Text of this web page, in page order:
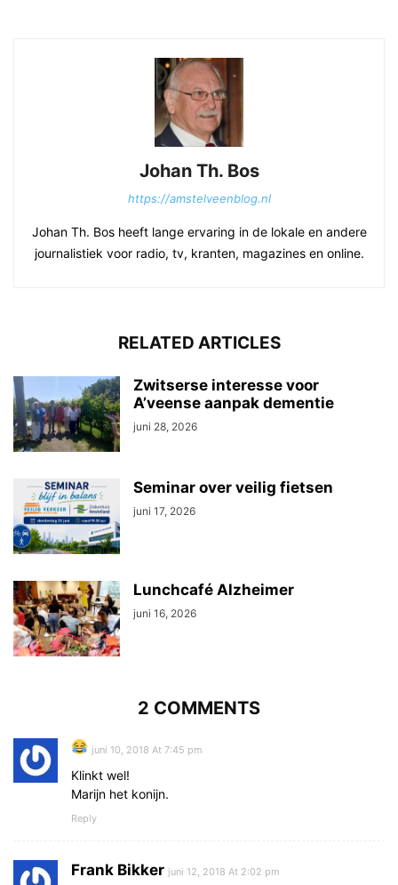
Johan Th. Bos
https://amstelveenblog.nl
Johan Th. Bos heeft lange ervaring in de lokale en andere
journalistiek voor radio, tv, kranten, magazines en online.
RELATED ARTICLES
Zwitserse interesse voor
A’veense aanpak dementie
juni 28, 2026
Seminar over veilig fietsen
juni 17, 2026
Lunchcafé Alzheimer
juni 16, 2026
2 COMMENTS
juni 10, 2018 At 7:45 pm
Klinkt wel!
Marijn het konijn.
Reply
Frank Bikker juni 12, 2018 At 2:02 pm